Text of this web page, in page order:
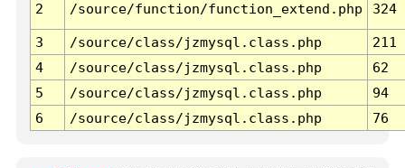
2 /source/function/function_extend.php 324
3 /source/class/jzmysql.class.php
211
4
/source/class/jzmysql.class.php
62
5
/source/class/jzmysql.class.php
94
6
/source/class/jzmysql.class.php 76